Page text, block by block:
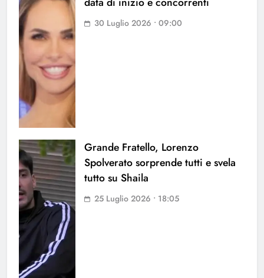
30 Luglio 2026 • 09:00
Grande Fratello, Lorenzo
Spolverato sorprende tutti e svela
tutto su Shaila
25 Luglio 2026 • 18:05